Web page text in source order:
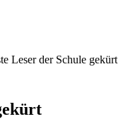
Leser der Schule gekürt